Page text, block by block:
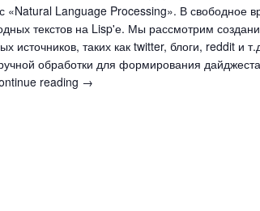
«Natural Language Processing». В свободное
текстов на Lisp'е. Мы рассмотрим
источников, таких как twitter, блоги, reddit и
обработки для формирования
reading ГРАФОВЫЕ
→